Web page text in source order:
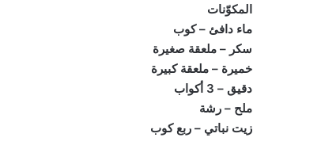
المكوّنات
ماء دافئ – كوب
سكر – ملعقة صغيرة
خميرة – ملعقة كبيرة
دقيق – 3 أكواب
ملح – رشة
زيت نباتي – ربع كوب